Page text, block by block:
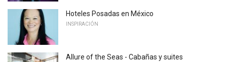
Hoteles Posadas en México
INSPIRACIÓN
Allure of the Seas - Cabañas y suites